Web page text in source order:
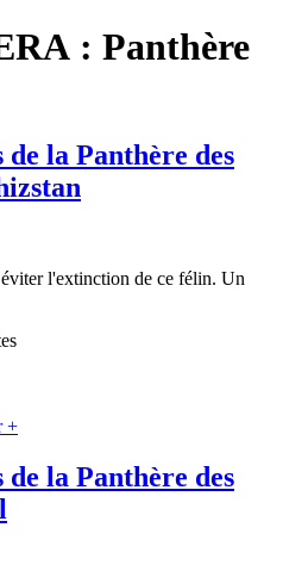
: Panthère
de la Panthère des
l'extinction de ce félin. Un
+
de la Panthère des